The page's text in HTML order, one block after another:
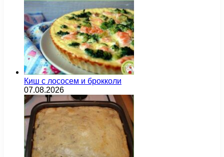
Киш с лососем и брокколи
07.08.2026